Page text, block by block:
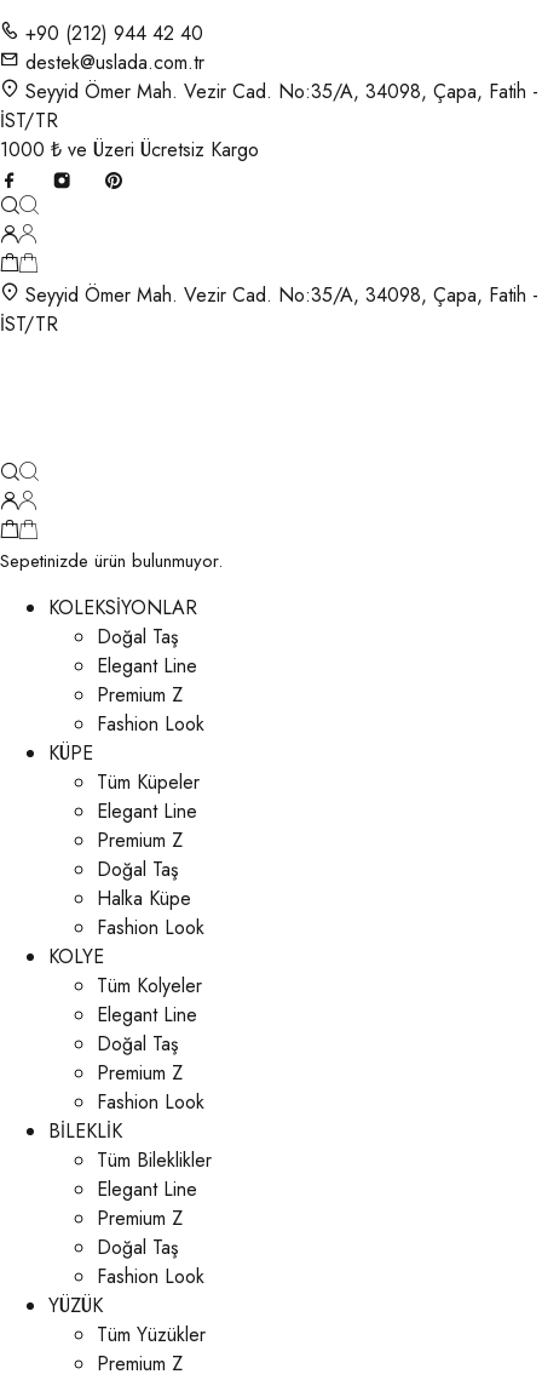
+90 (212) 944 42 40
destek@uslada.com.tr
Seyyid Ömer Mah. Vezir Cad. No:35/A, 34098, Çapa, Fatih -
İST/TR
1000 ₺ ve Üzeri Ücretsiz Kargo
Seyyid Ömer Mah. Vezir Cad. No:35/A, 34098, Çapa, Fatih -
İST/TR
Sepetinizde ürün bulunmuyor.
KOLEKSİYONLAR
Doğal Taş
Elegant Line
Premium Z
Fashion Look
KÜPE
Tüm Küpeler
Elegant Line
Premium Z
Doğal Taş
Halka Küpe
Fashion Look
KOLYE
Tüm Kolyeler
Elegant Line
Doğal Taş
Premium Z
Fashion Look
BİLEKLİK
Tüm Bileklikler
Elegant Line
Premium Z
Doğal Taş
Fashion Look
YÜZÜK
Tüm Yüzükler
Premium Z